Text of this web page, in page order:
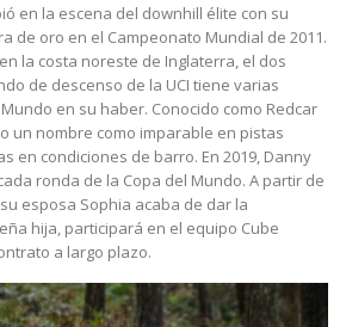
en la escena del downhill élite con su
de oro en el Campeonato Mundial de 2011.
la costa noreste de Inglaterra, el dos
de descenso de la UCI tiene varias
en su haber. Conocido como Redcar
un nombre como imparable en pistas
en condiciones de barro. En 2019, Danny
ronda de la Copa del Mundo. A partir de
esposa Sophia acaba de dar la
hija, participará en el equipo Cube
a largo plazo.